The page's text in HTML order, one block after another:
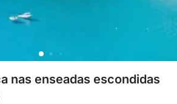
nas enseadas escondidas